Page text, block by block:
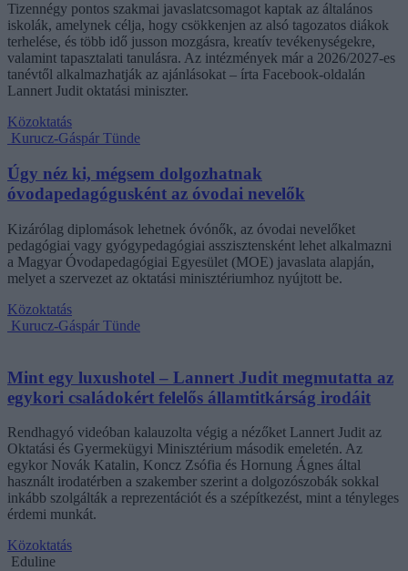
Tizennégy pontos szakmai javaslatcsomagot kaptak az általános
iskolák, amelynek célja, hogy csökkenjen az alsó tagozatos diákok
terhelése, és több idő jusson mozgásra, kreatív tevékenységekre,
valamint tapasztalati tanulásra. Az intézmények már a 2026/2027-es
tanévtől alkalmazhatják az ajánlásokat – írta Facebook-oldalán
Lannert Judit oktatási miniszter.
Közoktatás
Kurucz-Gáspár Tünde
Úgy néz ki, mégsem dolgozhatnak
óvodapedagógusként az óvodai nevelők
Kizárólag diplomások lehetnek óvónők, az óvodai nevelőket
pedagógiai vagy gyógypedagógiai asszisztensként lehet alkalmazni
a Magyar Óvodapedagógiai Egyesület (MOE) javaslata alapján,
melyet a szervezet az oktatási minisztériumhoz nyújtott be.
Közoktatás
Kurucz-Gáspár Tünde
Mint egy luxushotel – Lannert Judit megmutatta az
egykori családokért felelős államtitkárság irodáit
Rendhagyó videóban kalauzolta végig a nézőket Lannert Judit az
Oktatási és Gyermekügyi Minisztérium második emeletén. Az
egykor Novák Katalin, Koncz Zsófia és Hornung Ágnes által
használt irodatérben a szakember szerint a dolgozószobák sokkal
inkább szolgálták a reprezentációt és a szépítkezést, mint a tényleges
érdemi munkát.
Közoktatás
Eduline